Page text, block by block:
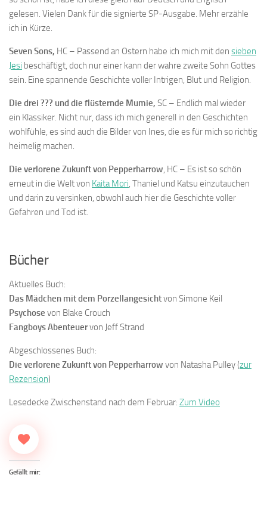
gelesen. Vielen Dank für die signierte SP-Ausgabe. Mehr erzähle
ich in Kürze.
Seven Sons, HC – Passend an Ostern habe ich mich mit den sieben
Jesi beschäftigt, doch nur einer kann der wahre zweite Sohn Gottes
sein. Eine spannende Geschichte voller Intrigen, Blut und Religion.
Die drei ??? und die flüsternde Mumie, SC – Endlich mal wieder
ein Klassiker. Nicht nur, dass ich mich generell in den Geschichten
wohlfühle, es sind auch die Bilder von Ines, die es für mich so richtig
heimelig machen.
Die verlorene Zukunft von Pepperharrow, HC – Es ist so schön
erneut in die Welt von Kaita Mori, Thaniel und Katsu einzutauchen
und darin zu versinken, obwohl auch hier die Geschichte voller
Gefahren und Tod ist.
Bücher
Aktuelles Buch:
Das Mädchen mit dem Porzellangesichtvon Simone Keil
Psychose von Blake Crouch
Fangboys Abenteuervon Jeff Strand
Abgeschlossenes Buch:
Die verlorene Zukunft von Pepperharrow von Natasha Pulley (zur
Rezension)
Lesedecke Zwischenstand nach dem Februar: Zum Video
Gefällt mir: